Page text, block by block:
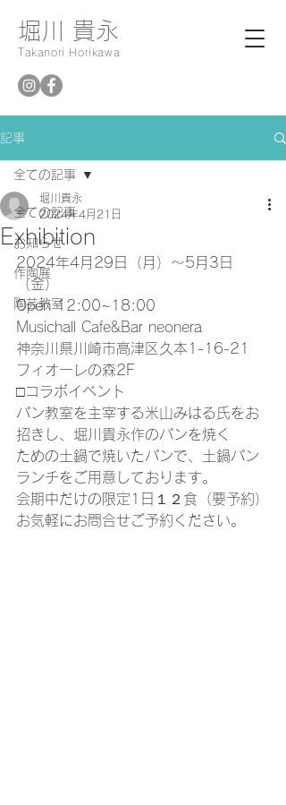
堀川 貴永
Takanori Horikawa
記事
全ての記事
お知らせ
作陶展
陶芸教室
全ての記事
Exhibition
堀川貴永
2024年4月21日
2024年4月29日（月）〜5月3日
（金）
Open 12:00~18:00
Musichall Cafe&Bar neonera
神奈川県川崎市高津区久本1-16-21
フィオーレの森2F
□コラボイベント
パン教室を主宰する米山みはる氏をお
招きし、堀川貴永作のパンを焼く
ための土鍋で焼いたパンで、土鍋パン
ランチをご用意しております。
会期中だけの限定1日１２食（要予約）
お気軽にお問合せご予約ください。